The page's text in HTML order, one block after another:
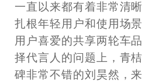
一直以来都有着非常清
扎根年轻用户和使用场
用户喜爱的共享两轮车
择代言人的问题上，青
碑非常不错的刘昊然，